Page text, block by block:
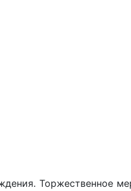
Торжественное